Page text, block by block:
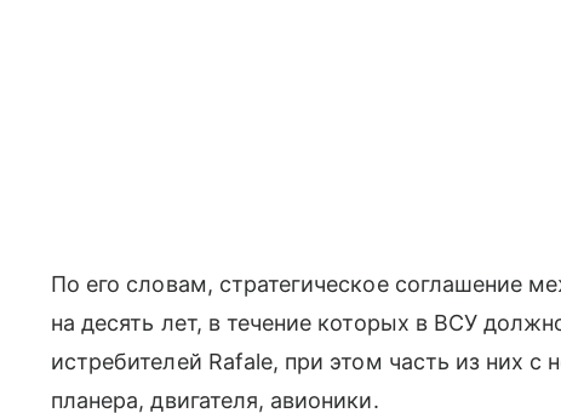
По его словам, стратегическое соглашение
на десять лет, в течение которых в ВСУ
истребителей Rafale, при этом часть из них
планера, двигателя, авионики.